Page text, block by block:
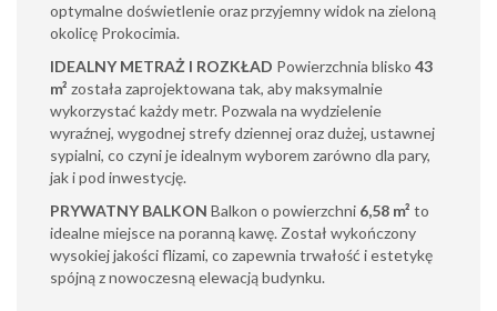
optymalne doświetlenie oraz przyjemny widok na zieloną
okolicę Prokocimia.
IDEALNY METRAŻ I ROZKŁAD Powierzchnia blisko 43
m² została zaprojektowana tak, aby maksymalnie
wykorzystać każdy metr. Pozwala na wydzielenie
wyraźnej, wygodnej strefy dziennej oraz dużej, ustawnej
sypialni, co czyni je idealnym wyborem zarówno dla pary,
jak i pod inwestycję.
PRYWATNY BALKON Balkon o powierzchni 6,58 m² to
idealne miejsce na poranną kawę. Został wykończony
wysokiej jakości flizami, co zapewnia trwałość i estetykę
spójną z nowoczesną elewacją budynku.